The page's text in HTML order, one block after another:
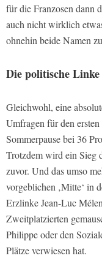
für die Franzosen dann
auch nicht wirklich
ohnehin beide Namen
Die politische
Gleichwohl, eine
Umfragen für den
Sommerpause bei 36
Trotzdem wird ein Sieg
zuvor. Und das umso
vorgeblichen ‚Mitte‘ in
Erzlinke Jean-Luc
Zweitplatzierten
Philippe oder den
Plätze verwiesen hat.